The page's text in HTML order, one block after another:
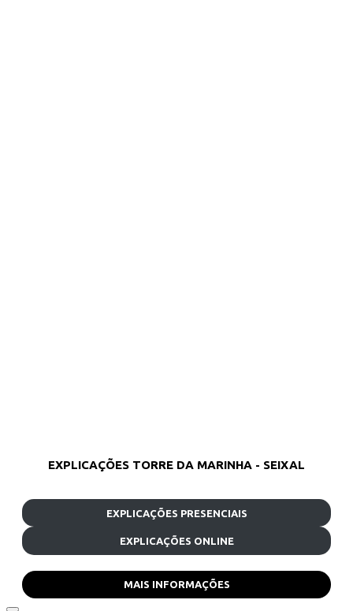
EXPLICAÇÕES TORRE DA MARINHA - SEIXAL
EXPLICAÇÕES PRESENCIAIS
EXPLICAÇÕES ONLINE
MAIS INFORMAÇÕES